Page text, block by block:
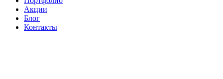
Акции
Блог
Контакты